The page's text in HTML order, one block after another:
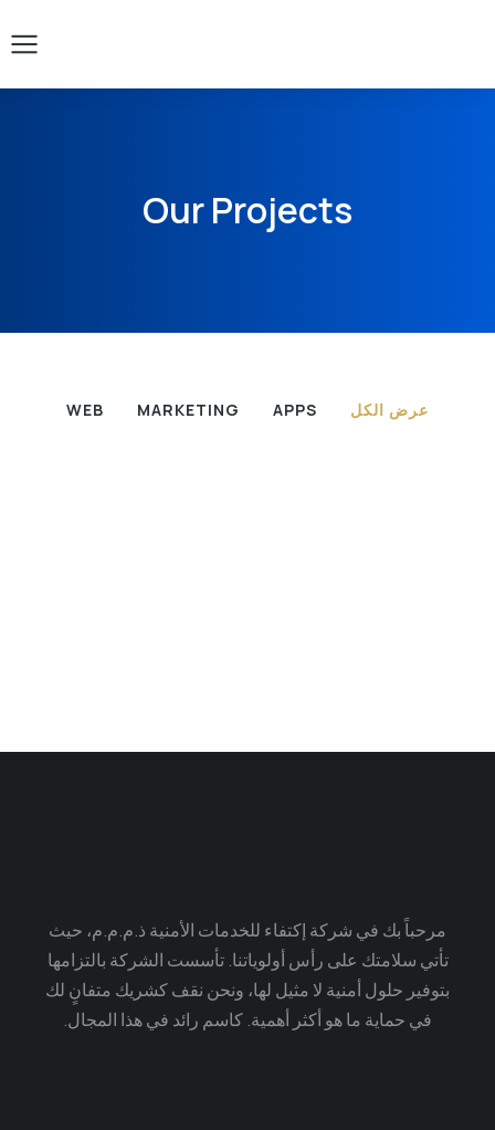
Our Projects
عرض الكل APPS
MARKETING
WEB
مرحباً بك في شركة إكتفاء للخدمات الأمنية ذ.م.م.م، حيث
تأتي سلامتك على رأس أولوياتنا. تأسست الشركة بالتزامها
بتوفير حلول أمنية لا مثيل لها، ونحن نقف كشريك متفانٍ لك
في حماية ما هو أكثر أهمية. كاسم رائد في هذا المجال.